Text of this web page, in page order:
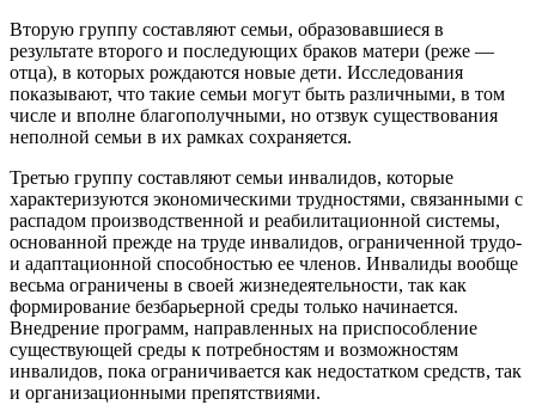
Вторую группу составляют семьи, образовавшиеся в
результате второго и последующих браков матери (реже —
отца), в которых рождаются новые дети. Исследования
показывают, что такие семьи могут быть различными, в том
числе и вполне благополучными, но отзвук существования
неполной семьи в их рамках сохраняется.
Третью группу составляют семьи инвалидов, которые
характеризуются экономическими трудностями, связанными с
распадом производственной и реабилитационной системы,
основанной прежде на труде инвалидов, ограниченной трудо-
и адаптационной способностью ее членов. Инвалиды вообще
весьма ограничены в своей жизнедеятельности, так как
формирование безбарьерной среды только начинается.
Внедрение программ, направленных на приспособление
существующей среды к потребностям и возможностям
инвалидов, пока ограничивается как недостатком средств, так
и организационными препятствиями.